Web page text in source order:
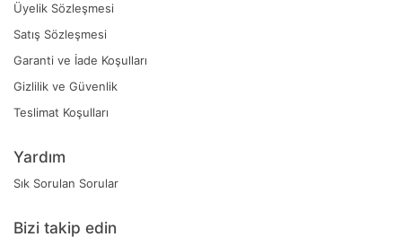
Üyelik Sözleşmesi
Satış Sözleşmesi
Garanti ve İade Koşulları
Gizlilik ve Güvenlik
Teslimat Koşulları
Yardım
Sık Sorulan Sorular
Bizi takip edin